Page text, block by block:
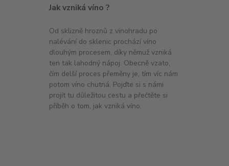
Jak vzniká víno ?
Od sklizně hroznů z vinohradu po
nalévání do sklenic prochází víno
dlouhým procesem, díky němuž vzniká
ten tak lahodný nápoj. Obecně vzato,
čím delší proces přeměny je, tím víc nám
potom víno chutná. Pojďte si s námi
projít tu důležitou cestu a přečtěte si
příběh o tom, jak vzniká víno.